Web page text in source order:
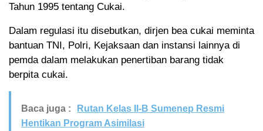
Tahun 1995 tentang Cukai.
Dalam regulasi itu disebutkan, dirjen bea cukai meminta
bantuan TNI, Polri, Kejaksaan dan instansi lainnya di
pemda dalam melakukan penertiban barang tidak
berpita cukai.
Baca juga :
Rutan Kelas II-B Sumenep Resmi
Hentikan Program Asimilasi